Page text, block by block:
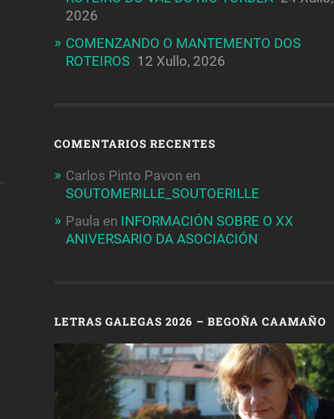
2026
COMENZANDO O MANTEMENTO DOS
ROTEIROS 12 Xullo, 2026
COMENTARIOS RECENTES
Carlos Pinto Pavon en
SOUTOMERILLE_SOUTOERILLE
Paula en INFORMACIÓN SOBRE O XX
ANIVERSARIO DA ASOCIACIÓN
LETRAS GALEGAS 2026 – BEGOÑA CAAMAÑO